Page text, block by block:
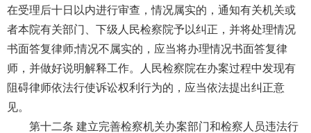
在受理后十日以内进行审查，情况属实的，通知有关机关或
者本院有关部门、下级人民检察院予以纠正，并将处理情况
书面答复律师;情况不属实的，应当将办理情况书面答复律
师，并做好说明解释工作。人民检察院在办案过程中发现有
阻碍律师依法行使诉讼权利行为的，应当依法提出纠正意
见。
第十二条 建立完善检察机关办案部门和检察人员违法行